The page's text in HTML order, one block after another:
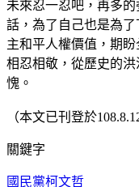
未來忍一忍吧，再多
話，為了自己也是為
主和平人權價值，期
相忍相敬，從歷史的
愧。
（本文已刊登於
關鍵字
國民黨柯文哲